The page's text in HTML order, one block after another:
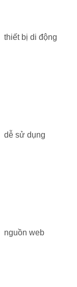
thiết bị di động
dễ sử dụng
nguồn web